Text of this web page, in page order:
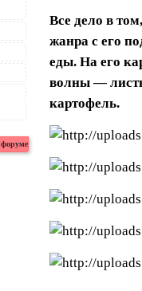
Все дело в
жанра с его
еды. На его
волны —
картофель.